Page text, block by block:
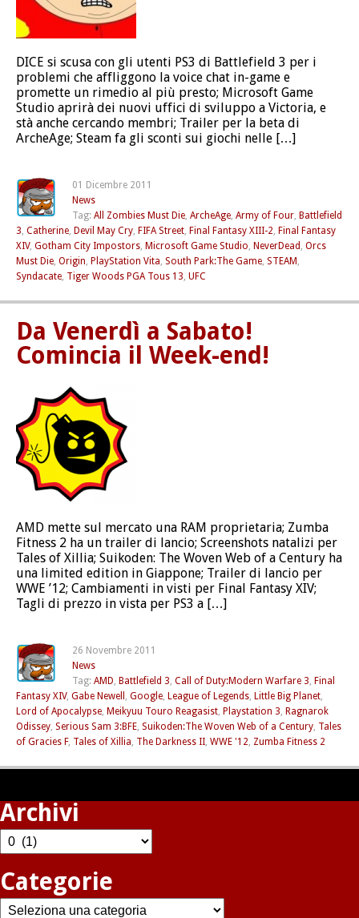
DICE si scusa con gli utenti PS3 di Battlefield 3 per i
problemi che affliggono la voice chat in-game e
promette un rimedio al più presto; Microsoft Game
Studio aprirà dei nuovi uffici di sviluppo a Victoria, e
stà anche cercando membri; Trailer per la beta di
ArcheAge; Steam fa gli sconti sui giochi nelle […]
01 Dicembre 2011
News
Tag: All Zombies Must Die, ArcheAge, Army of Four, Battlefield
3, Catherine, Devil May Cry, FIFA Street, Final Fantasy XIII-2, Final Fantasy
XIV, Gotham City Impostors, Microsoft Game Studio, NeverDead , Orcs
Must Die, Origin, PlayStation Vita, South Park:The Game, STEAM ,
Syndacate, Tiger Woods PGA Tous 13, UFC
Da Venerdì a Sabato!
Comincia il Week-end!
AMD mette sul mercato una RAM proprietaria; Zumba
Fitness 2 ha un trailer di lancio; Screenshots natalizi per
Tales of Xillia; Suikoden: The Woven Web of a Century ha
una limited edition in Giappone; Trailer di lancio per
WWE ’12; Cambiamenti in visti per Final Fantasy XIV;
Tagli di prezzo in vista per PS3 a […]
26 Novembre 2011
News
Tag: AMD, Battlefield 3, Call of Duty:Modern Warfare 3, Final
Fantasy XIV, Gabe Newell , Google, League of Legends, Little Big Planet,
Lord of Apocalypse, Meikyuu Touro Reagasist, Playstation 3, Ragnarok
Odissey, Serious Sam 3:BFE, Suikoden:The Woven Web of a Century, Tales
of Gracies F, Tales of Xillia, The Darkness II, WWE '12, Zumba Fitness 2
Archivi
Archivi
Categorie
Categorie